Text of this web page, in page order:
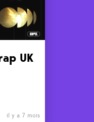
UK
il y a 7 mois